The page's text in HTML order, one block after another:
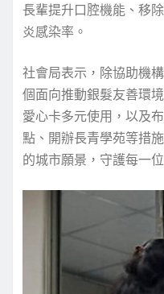
長輩提升口腔機能、移
炎感染率。
社會局表示，除協助機
個面向推動銀髮友善環
愛心卡多元使用，以及
點、開辦長青學苑等措
的城市願景，守護每一